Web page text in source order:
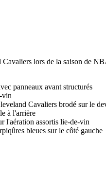
lors de la saison de
panneaux avant structurés
vin
Cavaliers brodé sur le
à l'arrière
l'aération assortis lie-de-vin
bleues sur le côté gauche